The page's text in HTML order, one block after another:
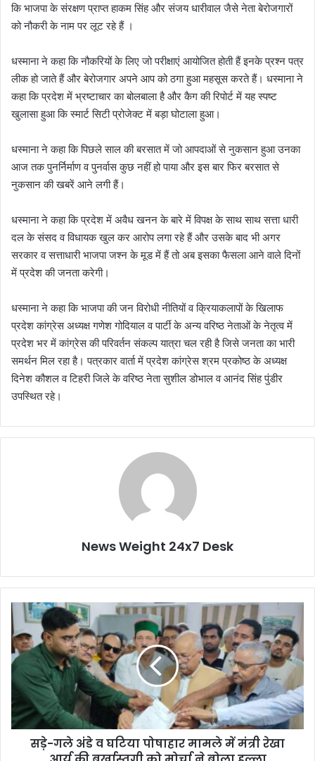
कि भाजपा के संरक्षण प्राप्त हाकम सिंह और संजय धारीवाल जैसे नेता बेरोजगारों
को नौकरी के नाम पर लूट रहे हैं ।
धस्माना ने कहा कि नौकरियों के लिए जो परीक्षाएं आयोजित होती हैं इनके प्रश्न पत्र
लीक हो जाते हैं और बेरोजगार अपने आप को ठगा हुआ महसूस करते हैं। धस्माना ने
कहा कि प्रदेश में भ्रष्टाचार का बोलबाला है और कैग की रिपोर्ट में यह स्पष्ट
खुलासा हुआ कि स्मार्ट सिटी प्रोजेक्ट में बड़ा घोटाला हुआ।
धस्माना ने कहा कि पिछले साल की बरसात में जो आपदाओं से नुकसान हुआ उनका
आज तक पुनर्निर्माण व पुनर्वास कुछ नहीं हो पाया और इस बार फिर बरसात से
नुकसान की खबरें आने लगी हैं।
धस्माना ने कहा कि प्रदेश में अवैध खनन के बारे में विपक्ष के साथ साथ सत्ता धारी
दल के संसद व विधायक खुल कर आरोप लगा रहे हैं और उसके बाद भी अगर
सरकार व सत्ताधारी भाजपा जश्न के मूड में हैं तो अब इसका फैसला आने वाले दिनों
में प्रदेश की जनता करेगी।
धस्माना ने कहा कि भाजपा की जन विरोधी नीतियों व क्रियाकलापों के खिलाफ
प्रदेश कांग्रेस अध्यक्ष गणेश गोदियाल व पार्टी के अन्य वरिष्ठ नेताओं के नेतृत्व में
प्रदेश भर में कांग्रेस की परिवर्तन संकल्प यात्रा चल रही है जिसे जनता का भारी
समर्थन मिल रहा है। पत्रकार वार्ता में प्रदेश कांग्रेस श्रम प्रकोष्ठ के अध्यक्ष
दिनेश कौशल व टिहरी जिले के वरिष्ठ नेता सुशील डोभाल व आनंद सिंह पुंडीर
उपस्थित रहे।
News Weight 24x7 Desk
स
ड़े
-
ग
ले
अं
घ
सड़े-गले अंडे व घटिया पोषाहार मामले में मंत्री रेखा